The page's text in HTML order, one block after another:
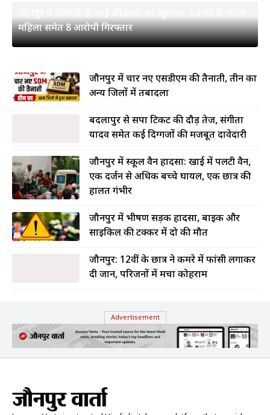
महिला समेत 8 आरोपी गिरफ्तार
जौनपुर में चार नए एसडीएम की तैनाती, तीन का
अन्य जिलों में तबादला
बदलापुर से सपा टिकट की दौड़ तेज, संगीता
यादव समेत कई दिग्गजों की मजबूत दावेदारी
जौनपुर में स्कूल वैन हादसा: खाई में पलटी वैन,
एक दर्जन से अधिक बच्चे घायल, एक छात्र की
हालत गंभीर
जौनपुर में भीषण सड़क हादसा, बाइक और
साइकिल की टक्कर में दो की मौत
जौनपुर: 12वीं के छात्र ने कमरे में फांसी लगाकर
दी जान, परिजनों में मचा कोहराम
Advertisement